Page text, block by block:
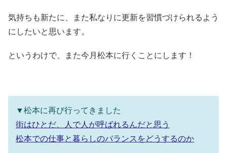
気持ちも新たに、また私なりに更新を習慣づけられるよう
にしたいと思います。
というわけで、また今月松本に行くことにします！
▼松本に再び行ってきました
街はひとだ、人で人が呼ばれるんだと思う
松本での仕事と暮らしのバランスをどうするのか